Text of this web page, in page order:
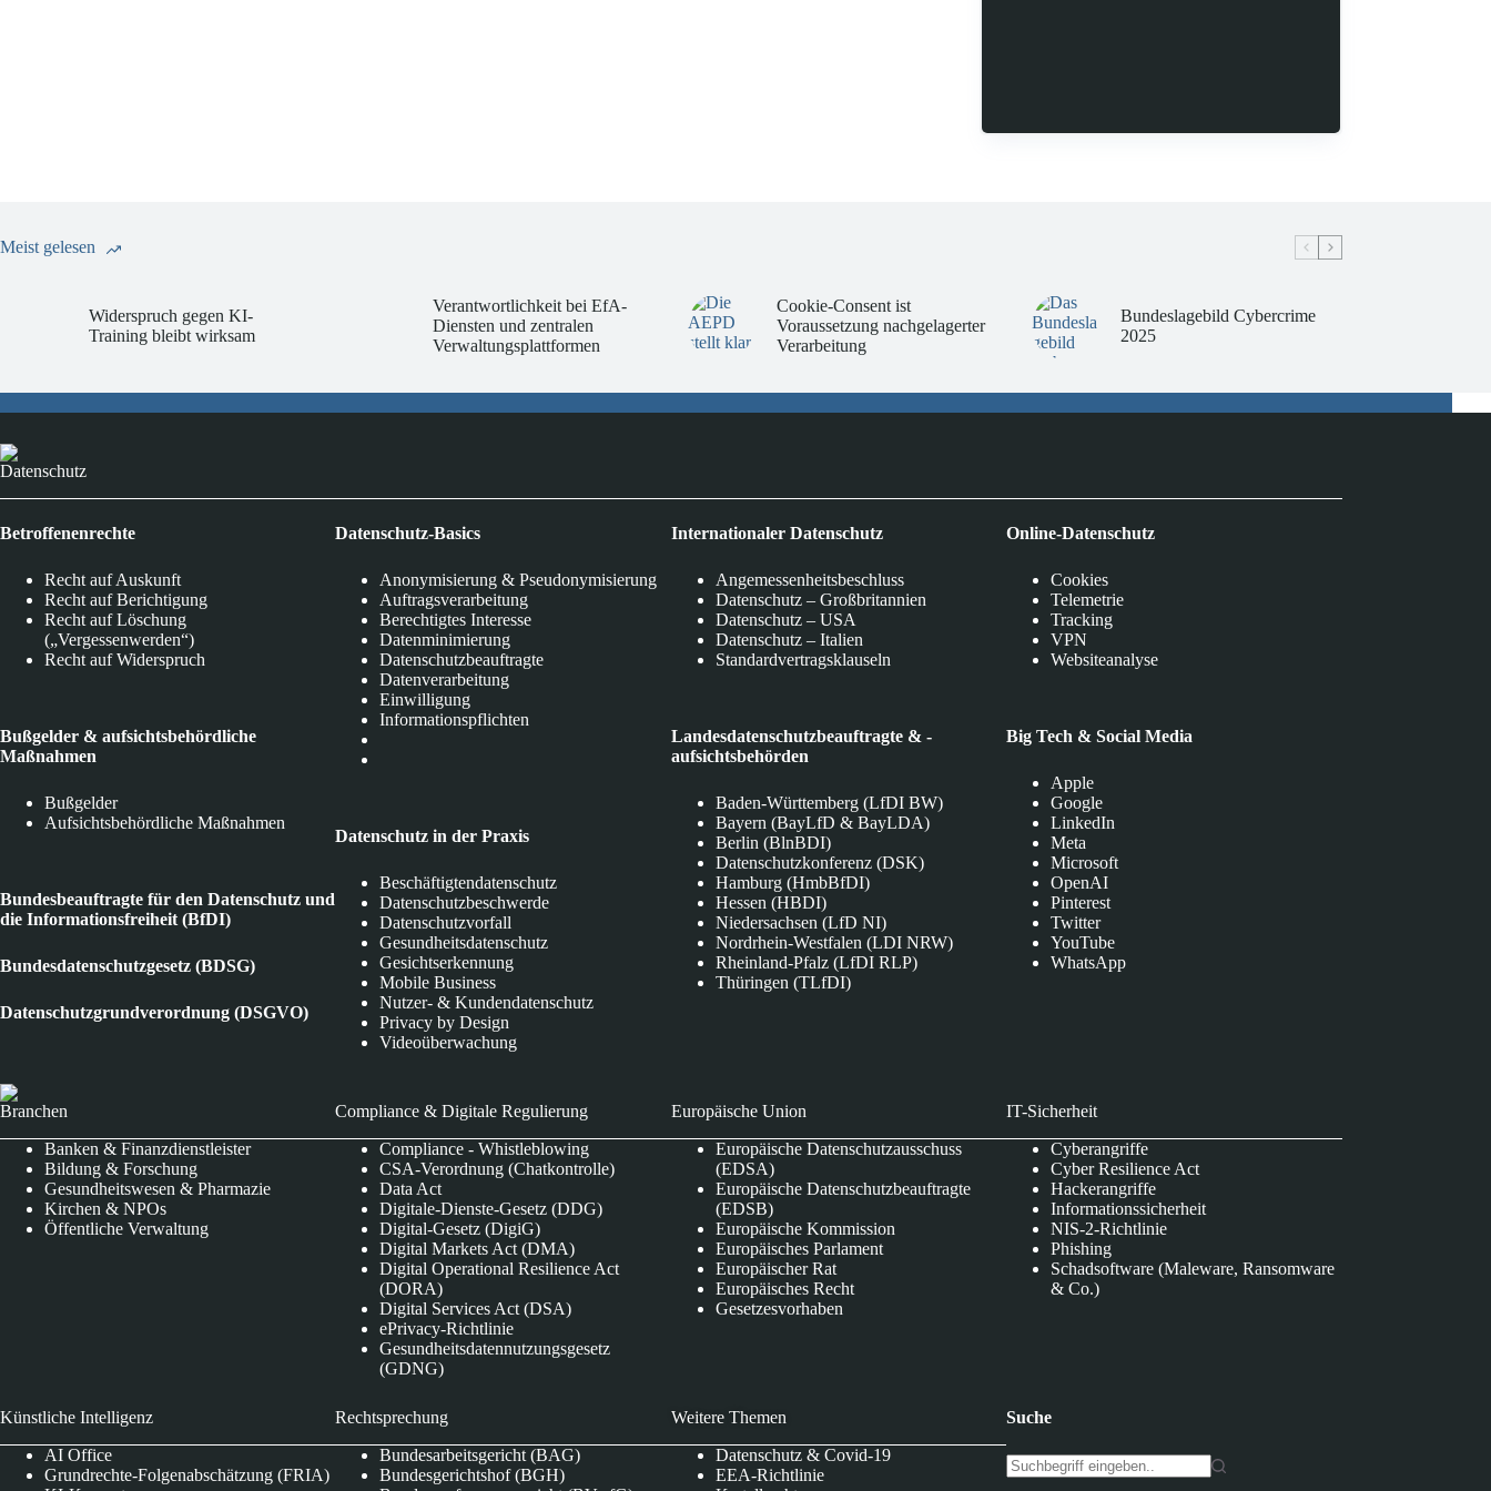
Meist gelesen
Widerspruch gegen KI-
Training bleibt wirksam
Verantwortlichkeit bei EfA-
Diensten und zentralen
Verwaltungsplattformen
Cookie-Consent ist
Voraussetzung nachgelagerter
Verarbeitung
Bundeslagebild Cybercrime
2025
Datenschutz
Betroffenenrechte
Recht auf Auskunft
Recht auf Berichtigung
Recht auf Löschung
(„Vergessenwerden“)
Recht auf Widerspruch
Bußgelder & aufsichtsbehördliche
Maßnahmen
Bußgelder
Aufsichtsbehördliche Maßnahmen
Bundesbeauftragte für den Datenschutz und
die Informationsfreiheit (BfDI)
Bundesdatenschutzgesetz (BDSG)
Datenschutzgrundverordnung (DSGVO)
Datenschutz-Basics
Anonymisierung & Pseudonymisierung
Auftragsverarbeitung
Berechtigtes Interesse
Datenminimierung
Datenschutzbeauftragte
Datenverarbeitung
Einwilligung
Informationspflichten
Datenschutz in der Praxis
Beschäftigtendatenschutz
Datenschutzbeschwerde
Datenschutzvorfall
Gesundheitsdatenschutz
Gesichtserkennung
Mobile Business
Nutzer- & Kundendatenschutz
Privacy by Design
Videoüberwachung
Internationaler Datenschutz
Angemessenheitsbeschluss
Datenschutz – Großbritannien
Datenschutz – USA
Datenschutz – Italien
Standardvertragsklauseln
Landesdatenschutzbeauftragte & -
aufsichtsbehörden
Baden-Württemberg (LfDI BW)
Bayern (BayLfD & BayLDA)
Berlin (BlnBDI)
Datenschutzkonferenz (DSK)
Hamburg (HmbBfDI)
Hessen (HBDI)
Niedersachsen (LfD NI)
Nordrhein-Westfalen (LDI NRW)
Rheinland-Pfalz (LfDI RLP)
Thüringen (TLfDI)
Online-Datenschutz
Cookies
Telemetrie
Tracking
VPN
Websiteanalyse
Big Tech & Social Media
Apple
Google
LinkedIn
Meta
Microsoft
OpenAI
Pinterest
Twitter
YouTube
WhatsApp
Branchen
Banken & Finanzdienstleister
Bildung & Forschung
Gesundheitswesen & Pharmazie
Kirchen & NPOs
Öffentliche Verwaltung
Compliance & Digitale Regulierung
Compliance - Whistleblowing
CSA-Verordnung (Chatkontrolle)
Data Act
Digitale-Dienste-Gesetz (DDG)
Digital-Gesetz (DigiG)
Digital Markets Act (DMA)
Digital Operational Resilience Act
(DORA)
Digital Services Act (DSA)
ePrivacy-Richtlinie
Gesundheitsdatennutzungsgesetz
(GDNG)
Europäische Union
Europäische Datenschutzausschuss
(EDSA)
Europäische Datenschutzbeauftragte
(EDSB)
Europäische Kommission
Europäisches Parlament
Europäischer Rat
Europäisches Recht
Gesetzesvorhaben
IT-Sicherheit
Cyberangriffe
Cyber Resilience Act
Hackerangriffe
Informationssicherheit
NIS-2-Richtlinie
Phishing
Schadsoftware (Maleware, Ransomware
& Co.)
Künstliche Intelligenz
AI Office
Grundrechte-Folgenabschätzung (FRIA)
Rechtsprechung
Bundesarbeitsgericht (BAG)
Bundesgerichtshof (BGH)
Weitere Themen
Datenschutz & Covid-19
EEA-Richtlinie
Suche